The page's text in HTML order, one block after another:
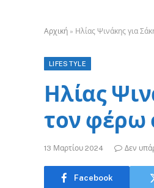
Αρχική » Ηλίας Ψινάκης για
LIFESTYLE
Ηλίας
τον φέρω
13 Μαρτίου 2024 Δεν
Facebook